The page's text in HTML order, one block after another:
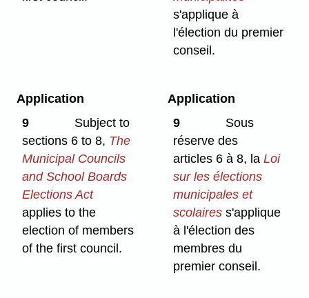
s'applique à
l'élection du premier
conseil.
Application
9
Subject to
sections 6 to 8, The
Municipal Councils
and School Boards
Elections Act
applies to the
election of members
of the first council.
Application
9
Sous
réserve des
articles 6 à 8, laLoi
sur les élections
municipales et
scolaires s'applique
à l'élection des
membres du
premier conseil.